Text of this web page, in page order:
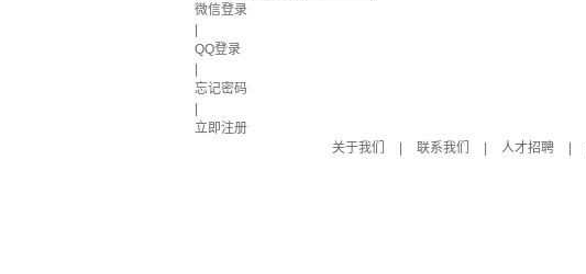
微信登录
QQ登录
忘记密码
立即注册
关于我们
联系我们 人才招聘